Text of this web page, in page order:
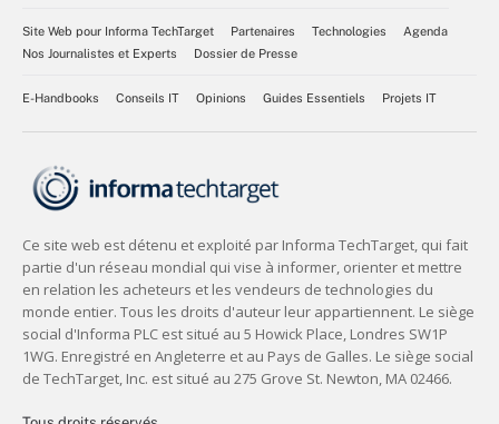
Site Web pour Informa TechTarget Partenaires Technologies
Agenda
Nos Journalistes et Experts
Dossier de Presse
E-Handbooks Conseils IT Opinions Guides Essentiels Projets IT